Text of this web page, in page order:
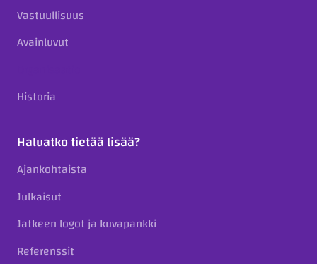
Vastuullisuus
Avainluvut
Historia
Haluatko tietää lisää?
Ajankohtaista
Julkaisut
Jatkeen logot ja kuvapankki
Referenssit